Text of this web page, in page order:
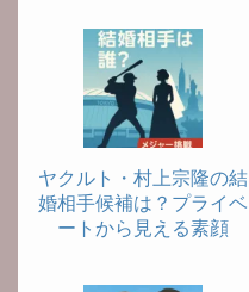
ヤクルト・村上宗隆の結
婚相手候補は？プライベ
ートから見える素顔